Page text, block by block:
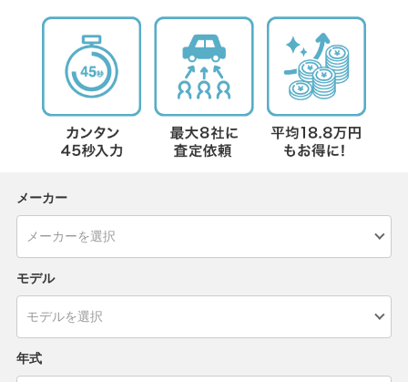
メーカー
モデル
年式